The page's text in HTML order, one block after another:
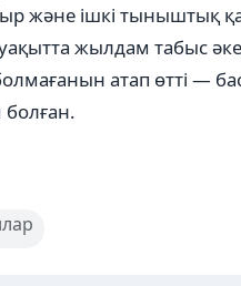
және ішкі тыныштық
жылдам табыс
атап өтті —